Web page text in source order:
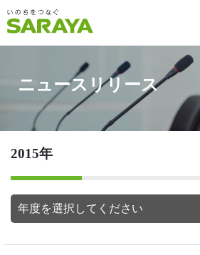
ニュースリリース
2015年